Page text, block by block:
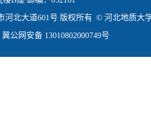
河北大道601号 版权所有 © 河北地质大
冀公网安备 13010802000749号